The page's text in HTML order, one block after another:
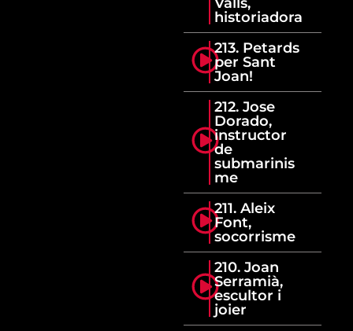
historiadora
213. Petards
per Sant
Joan!
212. Jose
Dorado,
instructor
de
submarinis
me
211. Aleix
Font,
socorrisme
210. Joan
Serramià,
escultor i
joier